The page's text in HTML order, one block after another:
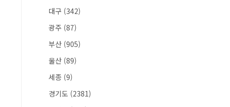
대구 (342)
광주 (87)
부산 (905)
울산 (89)
세종 (9)
경기도 (2381)